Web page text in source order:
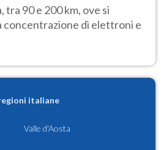
90 e 200 km, ove si
concentrazione di elettroni e
italiane
Valle d'Aosta